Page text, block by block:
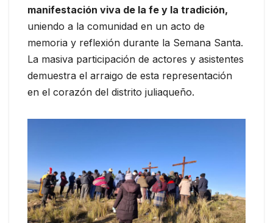
manifestación viva de la fe y la tradición,
uniendo a la comunidad en un acto de
memoria y reflexión durante la Semana Santa.
La masiva participación de actores y asistentes
demuestra el arraigo de esta representación
en el corazón del distrito juliaqueño.